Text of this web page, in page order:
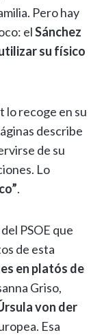
n
k
ti
r
Pero hay
elSánchez
su físico
lo recoge en su
describe
de su
Lo
.
PSOE que
de esta
en platós de
Griso,
von der
Esa